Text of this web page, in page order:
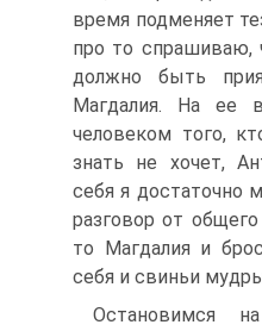
время подменяет
про то спрашиваю,
должно быть
Магдалия. На ее
человеком того,
знать не хочет,
себя я достаточно
разговор от
то Магдалия и
себя и свиньи
Остановимся